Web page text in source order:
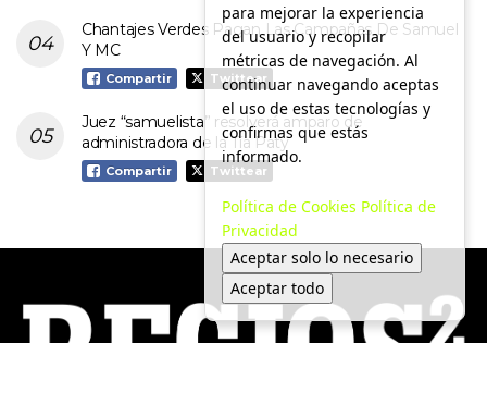
Chantajes Verdes Pagan Las Campañas De Samuel
Y MC
Compartir Twittear
Juez “samuelista” resolverá amparo de
administradora de la Tía Paty
Compartir Twittear
para mejorar la experiencia
del usuario y recopilar
métricas de navegación. Al
continuar navegando aceptas
el uso de estas tecnologías y
confirmas que estás
informado.
Política de Cookies Política de
Privacidad
Aceptar solo lo necesario
Aceptar todo